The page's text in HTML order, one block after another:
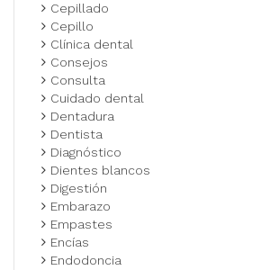
Cepillado
Cepillo
Clínica dental
Consejos
Consulta
Cuidado dental
Dentadura
Dentista
Diagnóstico
Dientes blancos
Digestión
Embarazo
Empastes
Encías
Endodoncia